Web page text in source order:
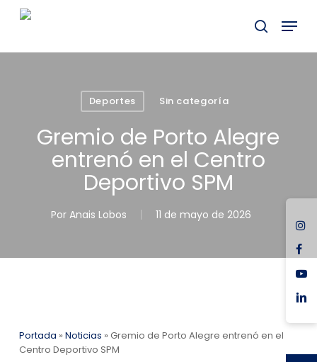
buscar
Menu
Deportes Sin categoría
Gremio de Porto Alegre
entrenó en el Centro
Deportivo SPM
Por Anais Lobos 11 de mayo de 2026
Portada » Noticias » Gremio de Porto Alegre entrenó en el
Centro Deportivo SPM